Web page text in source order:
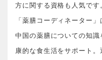
方に関する資格も人気で
「薬膳コーディネーター
中国の薬膳についての知
康的な食生活をサポート